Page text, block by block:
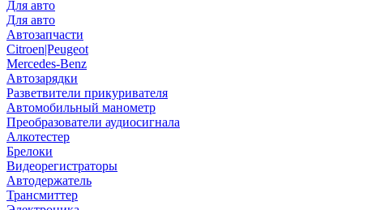
Для авто
Для авто
Автозапчасти
Citroen|Peugeot
Mercedes-Benz
Автозарядки
Разветвители прикуривателя
Автомобильный манометр
Преобразователи аудиосигнала
Алкотестер
Брелоки
Видеорегистраторы
Автодержатель
Трансмиттер